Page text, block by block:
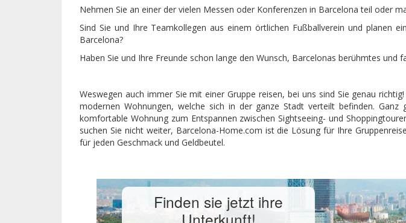
Nehmen Sie an einer der vielen Messen oder Konferenzen in Barcelona teil oder
Sind Sie und Ihre Teamkollegen aus einem örtlichen Fußballverein und planen
Barcelona?
Haben Sie und Ihre Freunde schon lange den Wunsch, Barcelonas berühmtes und
Weswegen auch immer Sie mit einer Gruppe reisen, bei uns sind Sie genau
modernen Wohnungen, welche sich in der ganze Stadt verteilt befinden. Ganz
komfortable Wohnung zum Entspannen zwischen Sightseeing- und
suchen Sie nicht weiter, Barcelona-Home.com ist die Lösung für Ihre
für jeden Geschmack und Geldbeutel.
Finden sie jetzt ihre